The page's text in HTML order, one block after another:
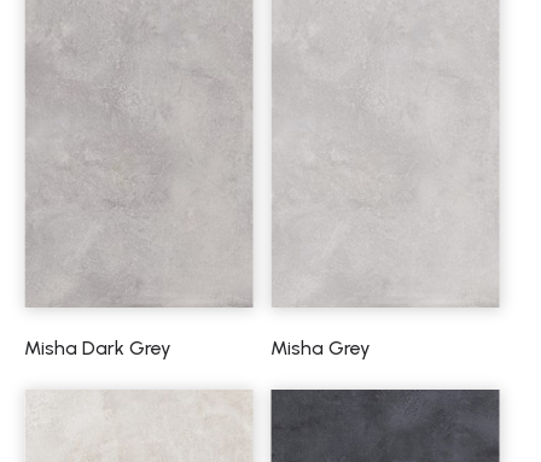
Misha Dark Grey Misha Grey